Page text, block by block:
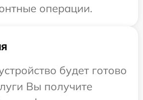
операции.
будет готово
Вы получите